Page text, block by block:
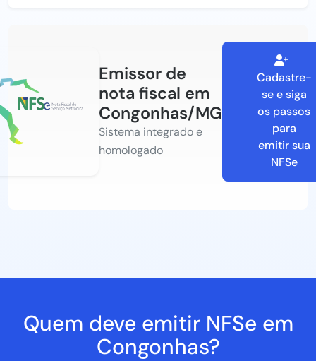
Emissor de
nota fiscal em
Congonhas/MG
Sistema integrado e
homologado
Cadastre-
se e siga
os passos
para
emitir sua
NFSe
Quem deve emitir NFSe em
Congonhas?